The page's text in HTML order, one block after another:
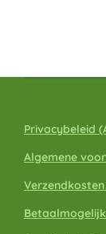
Privacybeleid
Algemene